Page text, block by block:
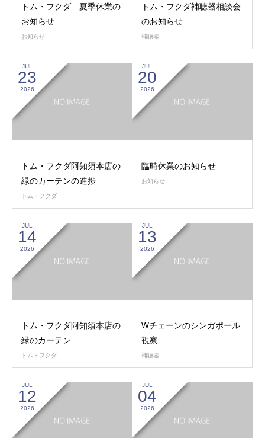
トム・フクダ 夏季休業の
お知らせ
お知らせ
トム・フクダ補聴器相談会
のお知らせ
補聴器
JUL
23
2026
トム・フクダ阿知須本店の
緑のカーテンの進捗
トム・フクダ
JUL
20
2026
臨時休業のお知らせ
お知らせ
JUL
14
2026
トム・フクダ阿知須本店の
緑のカーテン
トム・フクダ
JUL
13
2026
Wチェーンのシンガポール
視察
補聴器
JUL
12
2026
JUL
04
2026